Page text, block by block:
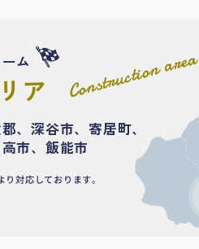
Construction area
ム
ア
、深谷市、寄居町、
市、飯能市
対応しております。